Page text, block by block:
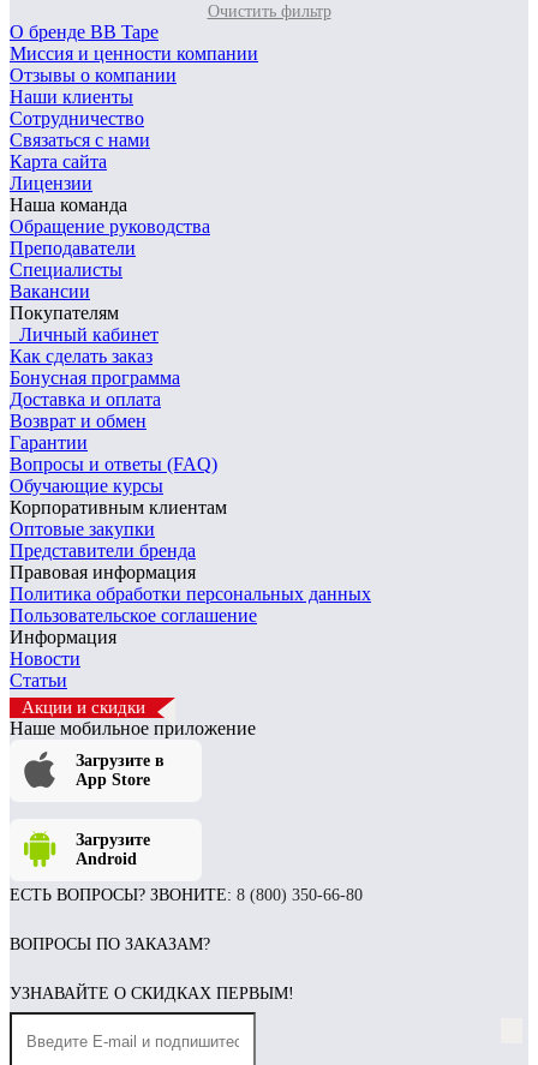
Очистить фильтр
О бренде BB Tape
Миссия и ценности компании
Отзывы о компании
Наши клиенты
Сотрудничество
Связаться с нами
Карта сайта
Лицензии
Наша команда
Обращение руководства
Преподаватели
Специалисты
Вакансии
Покупателям
Личный кабинет
Как сделать заказ
Бонусная программа
Доставка и оплата
Возврат и обмен
Гарантии
Вопросы и ответы (FAQ)
Обучающие курсы
Корпоративным клиентам
Оптовые закупки
Представители бренда
Правовая информация
Политика обработки персональных данных
Пользовательское соглашение
Информация
Новости
Статьи
Акции и скидки
Наше мобильное приложение
Загрузите в
App Store
Загрузите
Android
ЕСТЬ ВОПРОСЫ? ЗВОНИТЕ: 8 (800) 350-66-80
ВОПРОСЫ ПО ЗАКАЗАМ?
УЗНАВАЙТЕ О СКИДКАХ ПЕРВЫМ!